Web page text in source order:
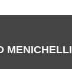
MENICHELLI